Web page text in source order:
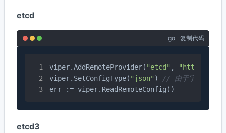
etcd
go 复制代码
viper.AddRemoteProvider( "etcd" ,
"http://
viper.SetConfigType( "json" ) // 由于字节流中
err := viper.ReadRemoteConfig()
etcd3